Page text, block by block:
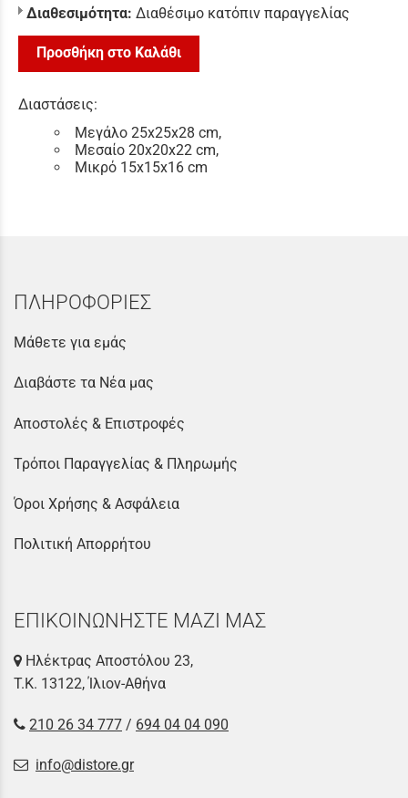
Διαθεσιμότητα: Διαθέσιμο κατόπιν παραγγελίας
Προσθήκη στο Καλάθι
Διαστάσεις:
Μεγάλο 25x25x28 cm,
Μεσαίο 20x20x22 cm,
Μικρό 15x15x16 cm
ΠΛΗΡΟΦΟΡΙΕΣ
Μάθετε για εμάς
Διαβάστε τα Νέα μας
Αποστολές & Επιστροφές
Τρόποι Παραγγελίας & Πληρωμής
Όροι Χρήσης & Ασφάλεια
Πολιτική Απορρήτου
ΕΠΙΚΟΙΝΩΝΗΣΤΕ ΜΑΖΙ ΜΑΣ
Ηλέκτρας Αποστόλου 23,
Τ.Κ. 13122, Ίλιον-Αθήνα
210 26 34 777 / 694 04 04 090
info@distore.gr